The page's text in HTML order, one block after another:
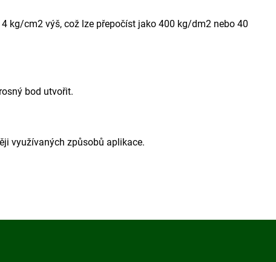
kg/cm2 výš, což lze přepočíst jako 400 kg/dm2 nebo 40
bod utvořit.
využívaných způsobů aplikace.